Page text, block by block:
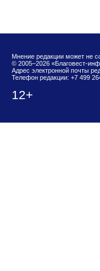
Мнение редакции может не
© 2005–2026 «Благовест-
Адрес электронной почты
Телефон редакции: +7 499
12+